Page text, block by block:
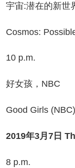
:潜在的新世
Possible
p.m.
孩，NBC
Girls (NBC)
2019年3月7日